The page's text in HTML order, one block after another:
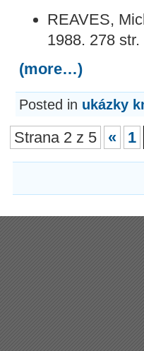
REAVES,
1988. 278
(more…)
Posted in ukázky
Strana 2 z 5 « 1